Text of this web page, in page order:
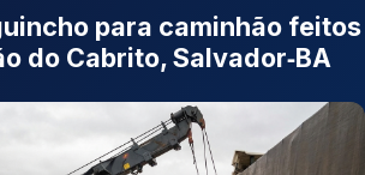
para caminhão feitos
do Cabrito, Salvador‑BA